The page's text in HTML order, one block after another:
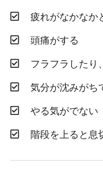
疲れがなかなか
頭痛がする
フラフラしたり
気分が沈みがち
やる気がでない
階段を上ると息